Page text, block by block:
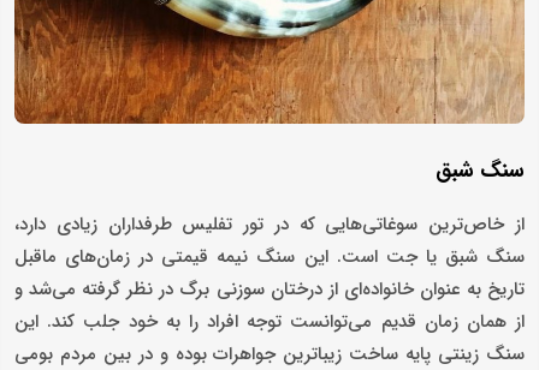
سنگ شبق
از خاص‌ترین سوغاتی‌هایی که در تور تفلیس طرفداران زیادی دارد،
سنگ شبق یا جت است. این سنگ نیمه قیمتی در زمان‌های ماقبل
تاریخ به عنوان خانواده‌ای از درختان سوزنی برگ در نظر گرفته می‌شد و
از همان زمان قدیم می‌توانست توجه افراد را به خود جلب کند. این
سنگ زینتی پایه ساخت زیباترین جواهرات بوده و در بین مردم بومی